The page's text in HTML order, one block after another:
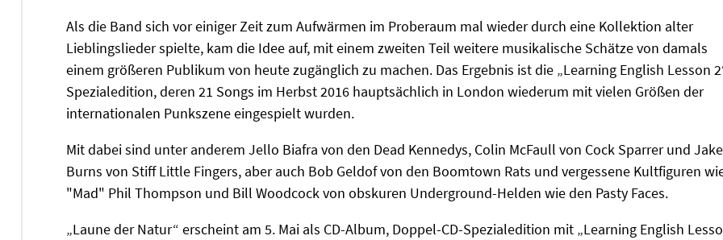
Als die Band sich vor einiger Zeit zum Aufwärmen im Proberaum mal wieder durch eine Kollektion alter
Lieblingslieder spielte, kam die Idee auf, mit einem zweiten Teil weitere musikalische Schätze von damals
einem größeren Publikum von heute zugänglich zu machen. Das Ergebnis ist die „Learning English Lesson
Spezialedition, deren 21 Songs im Herbst 2016 hauptsächlich in London wiederum mit vielen Größen der
internationalen Punkszene eingespielt wurden.
Mit dabei sind unter anderem Jello Biafra von den Dead Kennedys, Colin McFaull von Cock Sparrer und Jake
Burns von Stiff Little Fingers, aber auch Bob Geldof von den Boomtown Rats und vergessene Kultfiguren
"Mad" Phil Thompson und Bill Woodcock von obskuren Underground-Helden wie den Pasty Faces.
„Laune der Natur“ erscheint am 5. Mai als CD-Album, Doppel-CD-Spezialedition mit „Learning English